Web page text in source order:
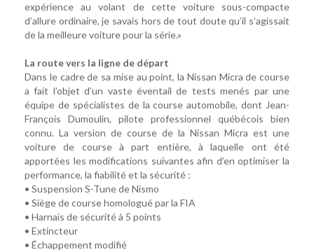
expérience au volant de cette voiture sous-compacte
d’allure ordinaire, je savais hors de tout doute qu’il s’agissait
de la meilleure voiture pour la série.»
La route vers la ligne de départ
Dans le cadre de sa mise au point, la Nissan Micra de course
a fait l’objet d’un vaste éventail de tests menés par une
équipe de spécialistes de la course automobile, dont Jean-
François Dumoulin, pilote professionnel québécois bien
connu. La version de course de la Nissan Micra est une
voiture de course à part entière, à laquelle ont été
apportées les modifications suivantes afin d’en optimiser la
performance, la fiabilité et la sécurité :
• Suspension S-Tune de Nismo
• Siège de course homologué par la FIA
• Harnais de sécurité à 5 points
• Extincteur
• Échappement modifié